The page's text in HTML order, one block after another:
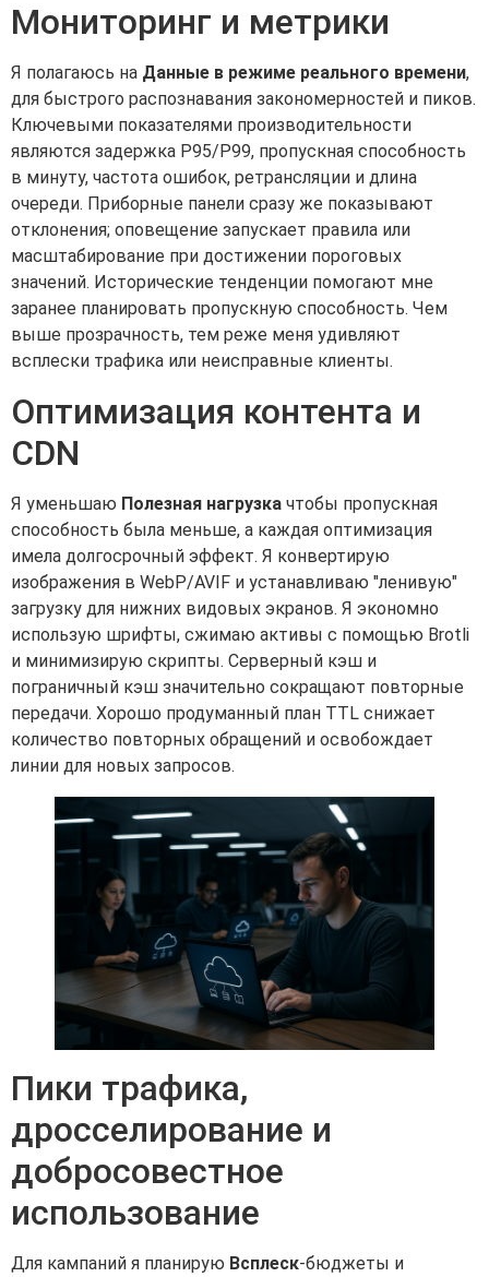
Мониторинг и метрики
Я полагаюсь на Данные в режиме реального времени,
для быстрого распознавания закономерностей и пиков.
Ключевыми показателями производительности
являются задержка P95/P99, пропускная способность
в минуту, частота ошибок, ретрансляции и длина
очереди. Приборные панели сразу же показывают
отклонения; оповещение запускает правила или
масштабирование при достижении пороговых
значений. Исторические тенденции помогают мне
заранее планировать пропускную способность. Чем
выше прозрачность, тем реже меня удивляют
всплески трафика или неисправные клиенты.
Оптимизация контента и
CDN
Я уменьшаю Полезная нагрузка чтобы пропускная
способность была меньше, а каждая оптимизация
имела долгосрочный эффект. Я конвертирую
изображения в WebP/AVIF и устанавливаю "ленивую"
загрузку для нижних видовых экранов. Я экономно
использую шрифты, сжимаю активы с помощью Brotli
и минимизирую скрипты. Серверный кэш и
пограничный кэш значительно сокращают повторные
передачи. Хорошо продуманный план TTL снижает
количество повторных обращений и освобождает
линии для новых запросов.
Пики трафика,
дросселирование и
добросовестное
использование
Для кампаний я планирую Всплеск-бюджеты и